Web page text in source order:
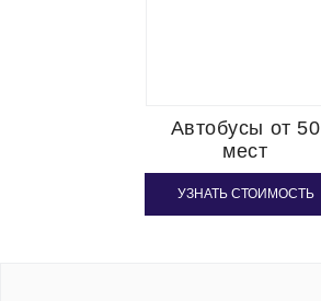
Автобусы от 50
мест
УЗНАТЬ СТОИМОСТЬ